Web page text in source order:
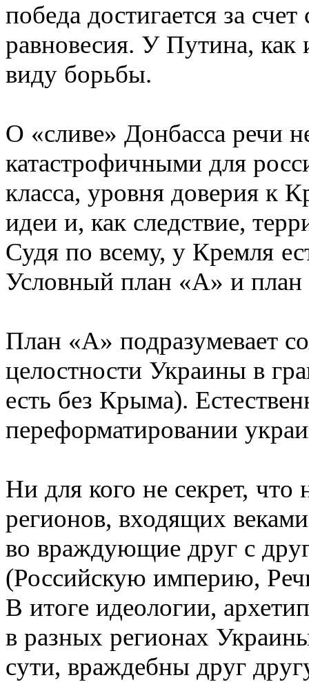
победа достигается за
равновесия. У Путина, как
виду борьбы.
О «сливе» Донбасса речи
катастрофичными для
класса, уровня доверия к
идеи и, как следствие,
Судя по всему, у Кремля
Условный план «А» и план
План «А» подразумевает
целостности Украины в
есть без Крыма).
переформатировании
Ни для кого не секрет,
регионов, входящих
во враждующие друг с
(Российскую империю,
В итоге идеологии,
в разных регионах
сути, враждебны друг